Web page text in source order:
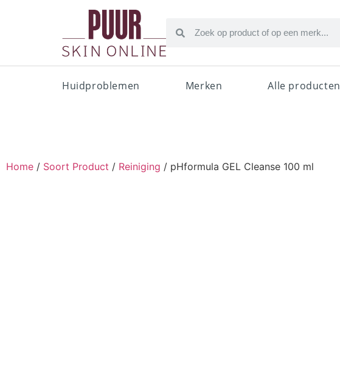
Huidproblemen Merken Alle producten
Home / Soort Product / Reiniging / pHformula GEL Cleanse 100 ml